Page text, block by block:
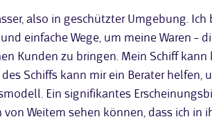
also in geschützter Umgebung. Ich
einfache Wege, um meine Waren –
Kunden zu bringen. Mein Schiff kann
Schiffs kann mir ein Berater helfen,
Ein signifikantes
Weitem sehen können, dass ich in